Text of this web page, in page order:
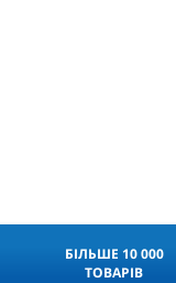
БІЛЬШЕ 10 000
ТОВАРІВ